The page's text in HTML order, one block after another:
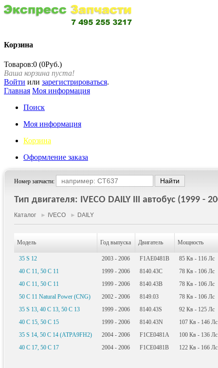
Корзина
Товаров:0 (0Руб.)
Ваша корзина пуста!
Войти или зарегистрироваться.
Главная Моя информация
Поиск
Моя информация
Корзина
Оформление заказа
Номер запчасти:
Тип двигателя: IVECO DAILY III автобус (1999 -
Каталог ► IVECO ► DAILY
Модель Год выпуска Двигатель Мощность
35 S 12 2003 - 2006 F1AE0481B 85 Кв - 116 Лс
40 C 11, 50 C 11
1999 - 2006 8140.43C 78 Кв - 106 Лс
40 C 11, 50 C 11
1999 - 2006 8140.43B 78 Кв - 106 Лс
50 C 11 Natural Power (CNG)
2002 - 2006 8149.03 78 Кв - 106 Лс
35 S 13, 40 C 13, 50 C 13
1999 - 2006 8140.43S 92 Кв - 125 Лс
40 C 15, 50 C 15
1999 - 2006 8140.43N 107 Кв - 146 Лс
35 S 14, 50 C 14 (ATPA9FH2)
2004 - 2006 F1CE0481A 100 Кв - 136 Лс
40 C 17, 50 C 17
2004 - 2006 F1CE0481B 122 Кв - 166 Лс